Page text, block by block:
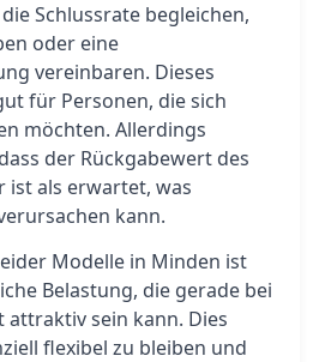
Schlussrate begleichen,
oder eine
vereinbaren. Dieses
für Personen, die sich
möchten. Allerdings
der Rückgabewert des
ist als erwartet, was
kann.
Modelle in Minden ist
Belastung, die gerade bei
sein kann. Dies
flexibel zu bleiben und